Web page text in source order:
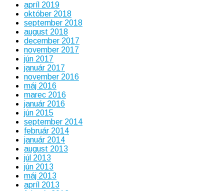
apríl 2019
október 2018
september 2018
august 2018
december 2017
november 2017
jún 2017
január 2017
november 2016
máj 2016
marec 2016
január 2016
jún 2015
september 2014
február 2014
január 2014
august 2013
júl 2013
jún 2013
máj 2013
apríl 2013